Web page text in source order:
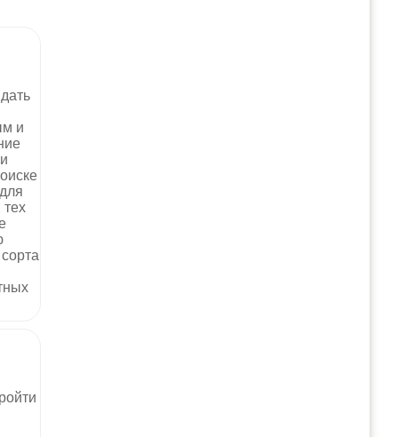
и
тех